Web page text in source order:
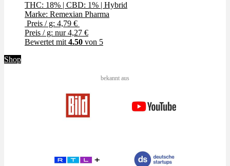
THC: 18% | CBD: 1% | Hybrid
Marke: Remexian Pharma
Preis / g: 4,79 €
Preis / g: nur 4,27 €
Bewertet mit 4.50 von 5
Shop
bekannt aus